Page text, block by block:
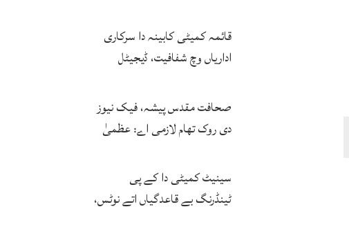
اضافہ
قائمہ کمیٹی کابینہ دا سرکاری
اداریاں وچ شفافیت، ڈیجیٹل
صحافت مقدس پیشہ، فیک نیوز
دی روک تھام لازمی اے: عظمیٰ
سینیٹ کمیٹی دا کے پی
ٹینڈرنگ بے قاعدگیاں اتے نوٹس،